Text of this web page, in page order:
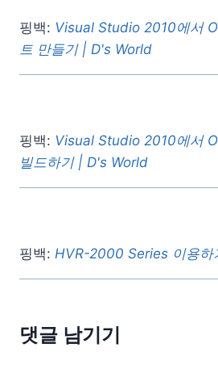
핑백: Visual Studio 2010에서
트 만들기 | D's World
핑백: Visual Studio 2010에서
빌드하기 | D's World
핑백: HVR-2000 Series 이용하
댓글 남기기